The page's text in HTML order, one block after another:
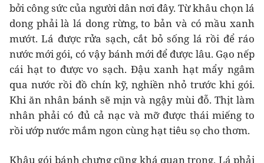
bởi công sức của người dân nơi đây. Từ khâu chọn lá
dong phải là lá dong rừng, to bản và có mầu xanh
mướt. Lá được rửa sạch, cắt bỏ sống lá rồi để ráo
nước mới gói, có vậy bánh mới để được lâu. Gạo nếp
cái hạt to được vo sạch. Đậu xanh hạt mẩy ngâm
qua nước rồi đồ chín kỹ, nghiền nhỏ trước khi gói.
Khi ăn nhân bánh sẽ mịn và ngậy mùi đỗ. Thịt làm
nhân phải có đủ cả nạc và mỡ được thái miếng to
rồi ướp nước mắm ngon cùng hạt tiêu sọ cho thơm.
Khâu gói bánh chưng cũng khá quan trọng. Lá phải